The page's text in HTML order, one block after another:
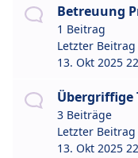
Betreuung
1 Beitrag
Letzter Beitrag
13. Okt 2025
Übergriffige
3 Beiträge
Letzter Beitrag
13. Okt 2025